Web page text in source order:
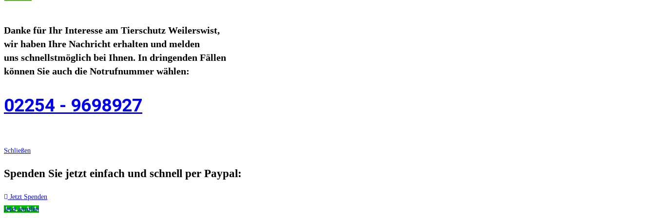
Danke für Ihr Interesse am Tierschutz Weilerswist,
wir haben Ihre Nachricht erhalten und melden
uns schnellstmöglich bei Ihnen. In dringenden Fällen
können Sie auch die Notrufnummer wählen:
02254 - 9698927
Schließen
Spenden Sie jetzt einfach und schnell per Paypal:
Jetzt Spenden
Jetzt anrufen